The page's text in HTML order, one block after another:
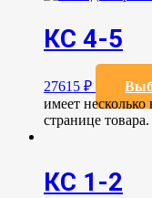
КС 4-5
27615 ₽
имеет
странице товара.
КС 1-2